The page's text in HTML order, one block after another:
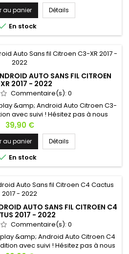
au panier Détails
En stock
AUTO SANS FIL CITROEN
2017 - 2022
Commentaire(s): 0
&amp; Android Auto Citroen C3-
avec suivi ! Hésitez pas à nous
avez une question !
Prix
39,90 €
au panier Détails
En stock
AUTO SANS FIL CITROEN C4
2017 - 2022
Commentaire(s): 0
&amp; Android Auto Citroen C4
avec suivi ! Hésitez pas à nous